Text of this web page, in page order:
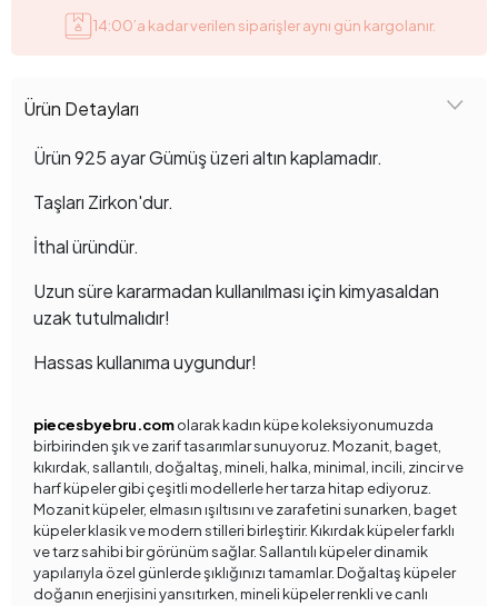
14:00’a kadar verilen siparişler aynı gün kargolanır.
Ürün Detayları
Ürün 925 ayar Gümüş üzeri altın kaplamadır.
Taşları Zirkon'dur.
İthal üründür.
Uzun süre kararmadan kullanılması için kimyasaldan
uzak tutulmalıdır!
Hassas kullanıma uygundur!
piecesbyebru.comolarak kadın küpe koleksiyonumuzda
birbirinden şık ve zarif tasarımlar sunuyoruz. Mozanit, baget,
kıkırdak, sallantılı, doğaltaş, mineli, halka, minimal, incili, zincir ve
harf küpeler gibi çeşitli modellerle her tarza hitap ediyoruz.
Mozanit küpeler, elmasın ışıltısını ve zarafetini sunarken, baget
küpeler klasik ve modern stilleri birleştirir. Kıkırdak küpeler farklı
ve tarz sahibi bir görünüm sağlar. Sallantılı küpeler dinamik
yapılarıyla özel günlerde şıklığınızı tamamlar. Doğaltaş küpeler
doğanın enerjisini yansıtırken, mineli küpeler renkli ve canlı